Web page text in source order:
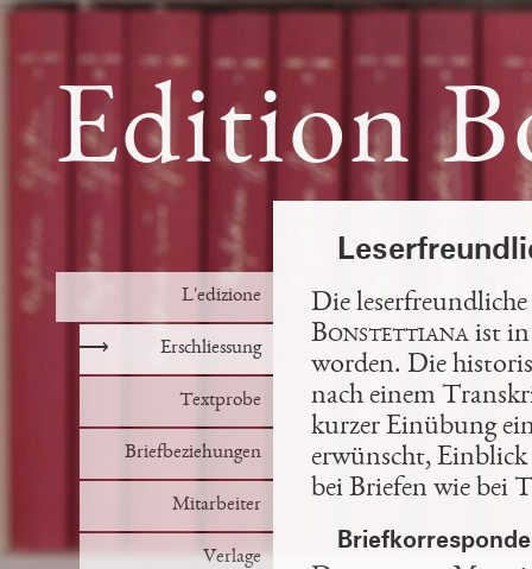
Edition
L'edizione
⟶ Erschliessung
Textprobe
Briefbeziehungen
Mitarbeiter
Verlage
Die
Bonstettianaist in
worden. Die
nach einem
kurzer Einübung
erwünscht, Einblick
bei Briefen wie bei